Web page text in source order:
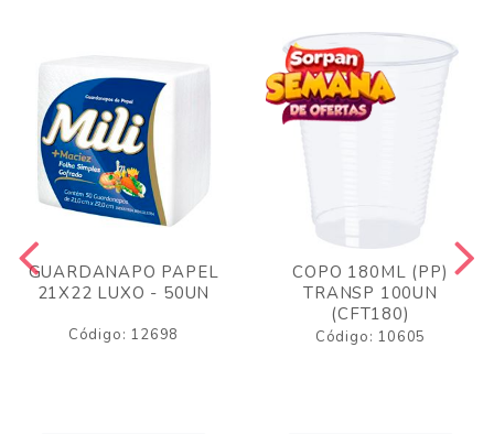
GUARDANAPO PAPEL
21X22 LUXO - 50UN
Código: 12698
COPO 180ML (PP)
TRANSP 100UN
(CFT180)
Código: 10605